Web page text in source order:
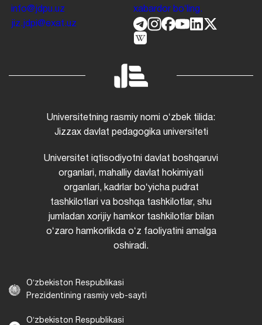
info@jdpu.uz
jiz.jdpi@exat.uz
xabardor boʻling.
Universitetning rasmiy nomi oʻzbek tilida:
Jizzax davlat pedagogika universiteti
Universitet iqtisodiyotni davlat boshqaruvi
organlari, mahalliy davlat hokimiyati
organlari, kadrlar boʻyicha pudrat
tashkilotlari va boshqa tashkilotlar, shu
jumladan xorijiy hamkor tashkilotlar bilan
oʻzaro hamkorlikda oʻz faoliyatini amalga
oshiradi.
Oʻzbekiston Respublikasi
Prezidentining rasmiy veb-sayti
Oʻzbekiston Respublikasi